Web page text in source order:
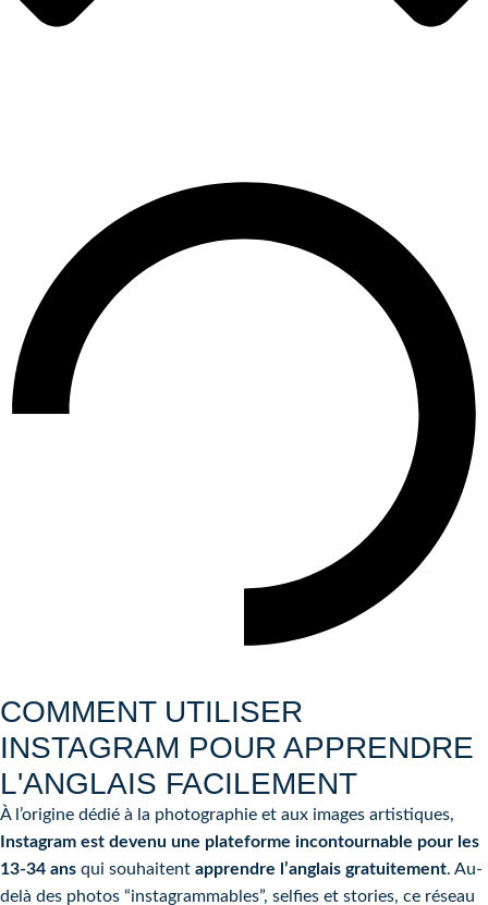
COMMENT UTILISER
INSTAGRAM POUR APPRENDRE
L'ANGLAIS FACILEMENT
À l’origine dédié à la photographie et aux images artistiques,
Instagram est devenu une plateforme incontournable pour les
13-34 ans qui souhaitent apprendre l’anglais gratuitement. Au-
delà des photos “instagrammables”, selfies et stories, ce réseau